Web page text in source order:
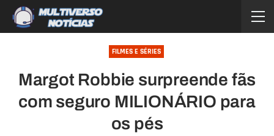
FILMES E SÉRIES
Margot Robbie surpreende fãs
com seguro MILIONÁRIO para
os pés